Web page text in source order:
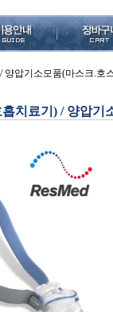
양압기소모품(마스크.호
치료기) / 양압기